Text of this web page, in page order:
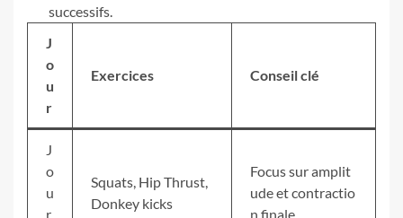
successifs.
J
o
u
r
Exercices Conseil clé
J
o
u
r
Squats, Hip Thrust,
Donkey kicks
Focus sur amplit
ude et contractio
n finale